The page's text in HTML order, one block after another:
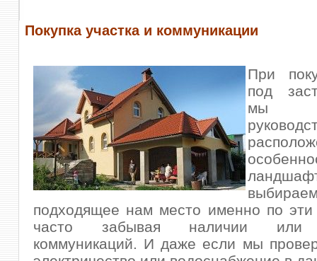
Покупка участка и коммуникации
При
под
мы
подходящее нам место именно по эти
часто забывая наличии или
коммуникаций. И даже если мы